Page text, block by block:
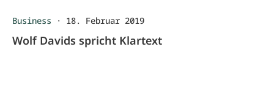
Business · 18. Februar 2019
Wolf Davids spricht Klartext